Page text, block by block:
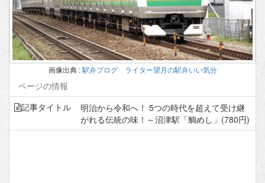
駅弁ブログ ライター望月の駅弁いい気分
ページの情報
記事タイトル
明治から令和へ！ 5つの時代を超えて受け継
がれる伝統の味！～沼津駅「鯛めし」(780円)